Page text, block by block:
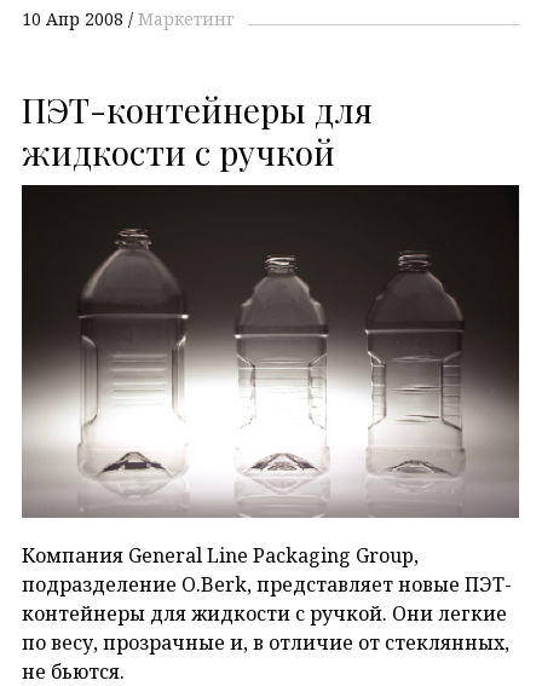
10 Апр 2008 Маркетинг
ПЭТ-контейнеры для
жидкости с ручкой
Компания General Line Packaging Group,
подразделение O.Berk, представляет новые ПЭТ-
контейнеры для жидкости с ручкой. Они легкие
по весу, прозрачные и, в отличие от стеклянных,
не бьются.